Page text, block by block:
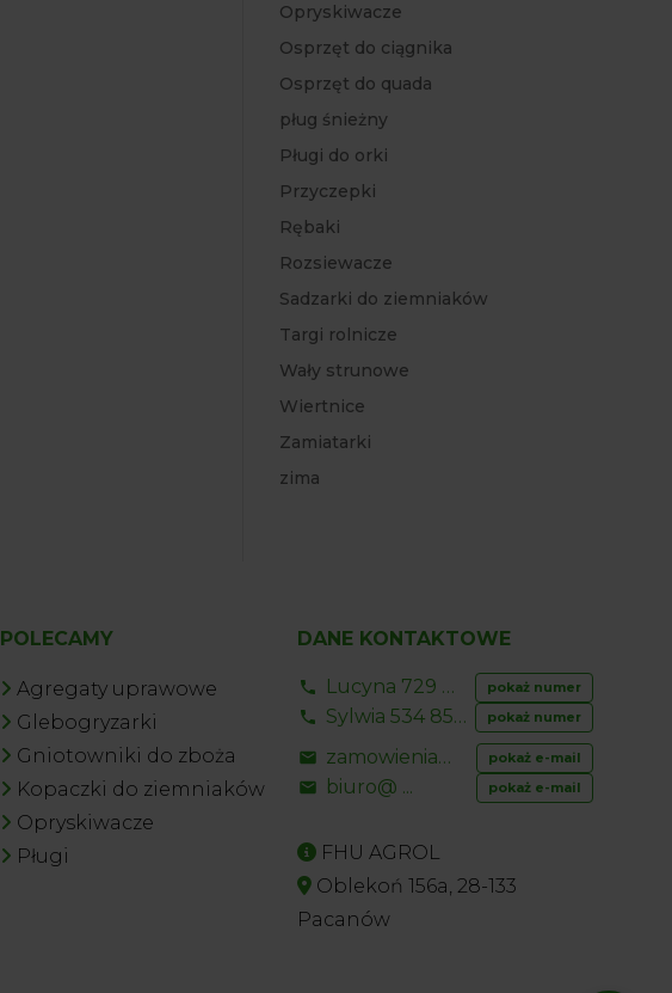
Opryskiwacze
Osprzęt do ciągnika
Osprzęt do quada
pług śnieżny
Pługi do orki
Przyczepki
Rębaki
Rozsiewacze
Sadzarki do ziemniaków
Targi rolnicze
Wały strunowe
Wiertnice
Zamiatarki
zima
POLECAMY
Agregaty uprawowe
Glebogryzarki
Gniotowniki do zboża
Kopaczki do ziemniaków
Opryskiwacze
Pługi
DANE KONTAKTOWE
Lucyna 729 856 ... pokaż numer
Sylwia 534 853 ... pokaż numer
zamowienia@ ... pokaż e-mail
biuro@ ... pokaż e-mail
FHU AGROL
Oblekoń 156a, 28-133
Pacanów